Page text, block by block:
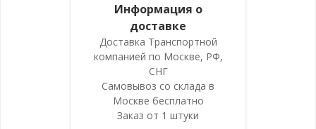
Информация о
доставке
Доставка Транспортной
компанией по Москве, РФ,
СНГ
Самовывоз со склада в
Москве бесплатно
Заказ от 1 штуки